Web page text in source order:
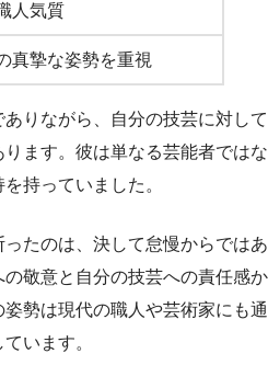
人気質
真摯な姿勢を重視
りながら、自分の技芸に対して
ます。彼は単なる芸能者ではな
持っていました。
たのは、決して怠慢からではあ
敬意と自分の技芸への責任感か
勢は現代の職人や芸術家にも通
います。